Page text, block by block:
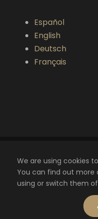
Español
English
Deutsch
Français
Copyright © 2022
Aviso Legal
de
We are using cookies
You can find out more
using or switch them